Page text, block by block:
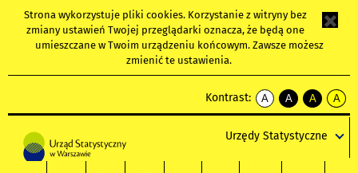
Strona wykorzystuje pliki cookies. Korzystanie z witryny bez
zmiany ustawień Twojej przeglądarki oznacza, że będą one
umieszczane w Twoim urządzeniu końcowym. Zawsze możesz
zmienić te ustawienia.
Kontrast:
A
kontrast
A
kontrast
tekst
czarnym
A
kontrast
tekst
czarnym
A
tekst
żółtym
Urzędy Statystyczne